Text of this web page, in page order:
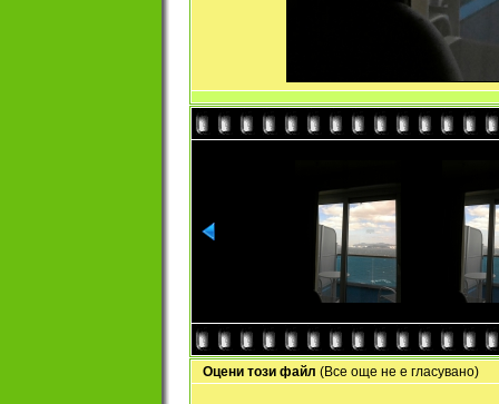
Оцени този файл (Все още не е гласувано)